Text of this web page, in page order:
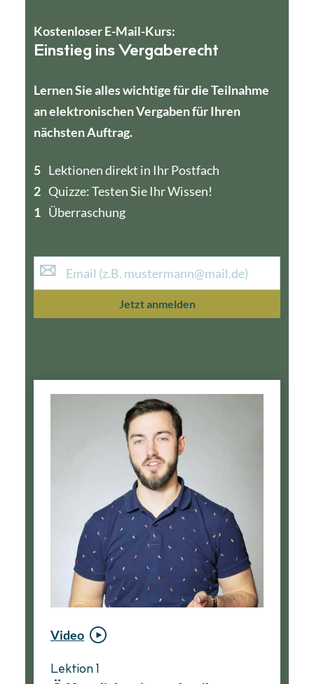
Kostenloser E-Mail-Kurs:
Einstieg ins Vergaberecht
Lernen Sie alles wichtige für die Teilnahme
an elektronischen Vergaben für Ihren
nächsten Auftrag.
5 Lektionen direkt in Ihr Postfach
2 Quizze: Testen Sie Ihr Wissen!
1 Überraschung
4
1
Jetzt anmelden
Video
Lektion 1